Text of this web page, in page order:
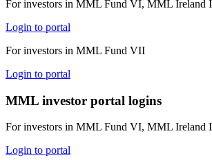
For investors in MML Fund VI, MML Ireland
Login to portal
For investors in MML Fund VII
Login to portal
MML investor portal logins
For investors in MML Fund VI, MML Ireland
Login to portal